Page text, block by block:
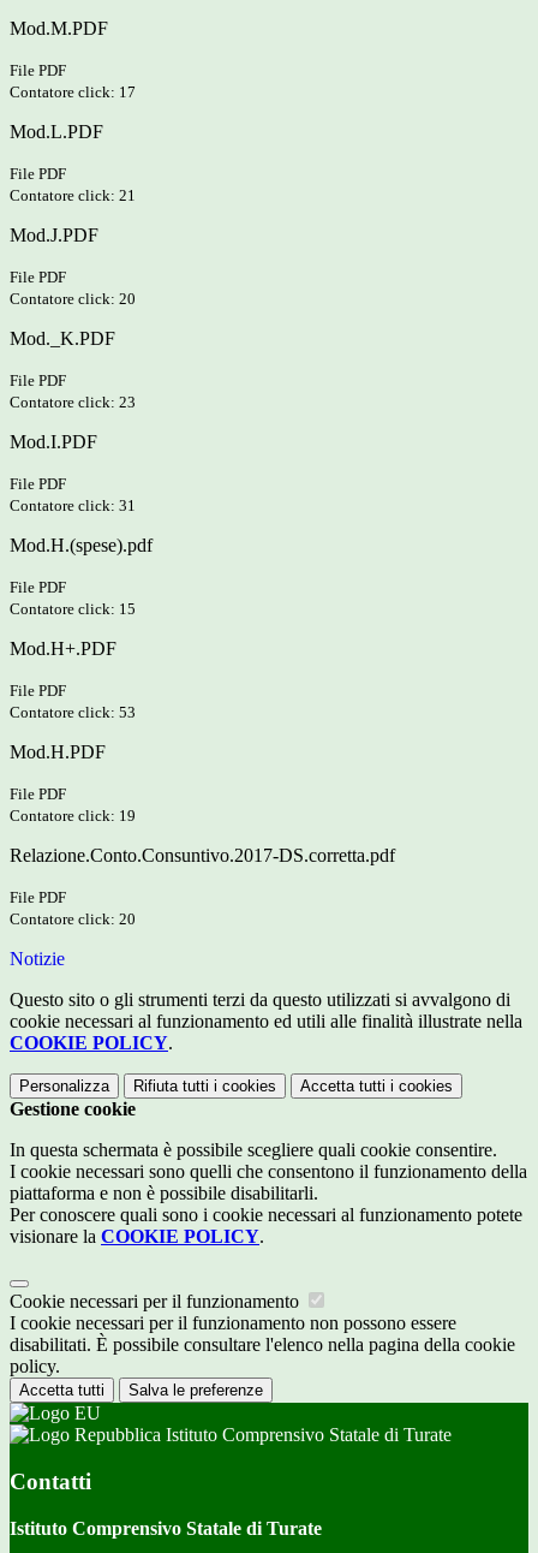
Mod.M.PDF
File PDF
Contatore click: 17
Mod.L.PDF
File PDF
Contatore click: 21
Mod.J.PDF
File PDF
Contatore click: 20
Mod._K.PDF
File PDF
Contatore click: 23
Mod.I.PDF
File PDF
Contatore click: 31
Mod.H.(spese).pdf
File PDF
Contatore click: 15
Mod.H+.PDF
File PDF
Contatore click: 53
Mod.H.PDF
File PDF
Contatore click: 19
Relazione.Conto.Consuntivo.2017-DS.corretta.pdf
File PDF
Contatore click: 20
Notizie
Questo sito o gli strumenti terzi da questo utilizzati si avvalgono di
cookie necessari al funzionamento ed utili alle finalità illustrate nella
COOKIE POLICY.
Personalizza Rifiuta tutti i cookies Accetta tutti i cookies
Gestione cookie
In questa schermata è possibile scegliere quali cookie consentire.
I cookie necessari sono quelli che consentono il funzionamento della
piattaforma e non è possibile disabilitarli.
Per conoscere quali sono i cookie necessari al funzionamento potete
visionare la COOKIE POLICY.
Cookie necessari per il funzionamento
I cookie necessari per il funzionamento non possono essere
disabilitati. È possibile consultare l'elenco nella pagina della cookie
policy.
Accetta tutti Salva le preferenze
Istituto Comprensivo Statale di Turate
Contatti
Istituto Comprensivo Statale di Turate